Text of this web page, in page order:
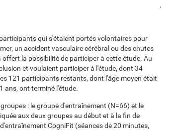
qui s'étaient portés volontaires pour
un accident vasculaire cérébral ou des chutes
la possibilité de participer à cette étude. Au
et voulaient participer à l'étude, dont 34
121 participants restants, dont l'âge moyen était
ans, ont terminé l'étude.
: le groupe d'entraînement (N=66) et le
aux deux groupes au début et à la fin de
CogniFit (séances de 20 minutes,
.